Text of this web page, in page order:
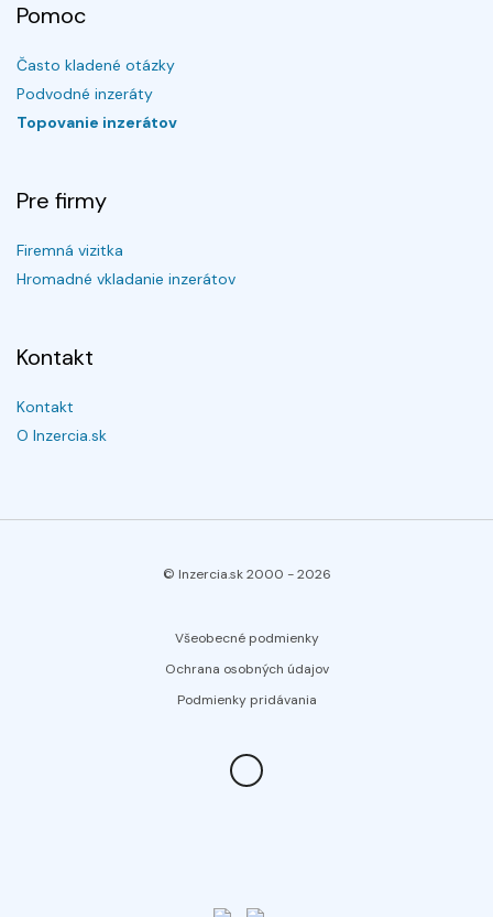
Pomoc
Často kladené otázky
Podvodné inzeráty
Topovanie inzerátov
Pre firmy
Firemná vizitka
Hromadné vkladanie inzerátov
Kontakt
Kontakt
O Inzercia.sk
© Inzercia.sk 2000 -2026
Všeobecné podmienky
Ochrana osobných údajov
Podmienky pridávania